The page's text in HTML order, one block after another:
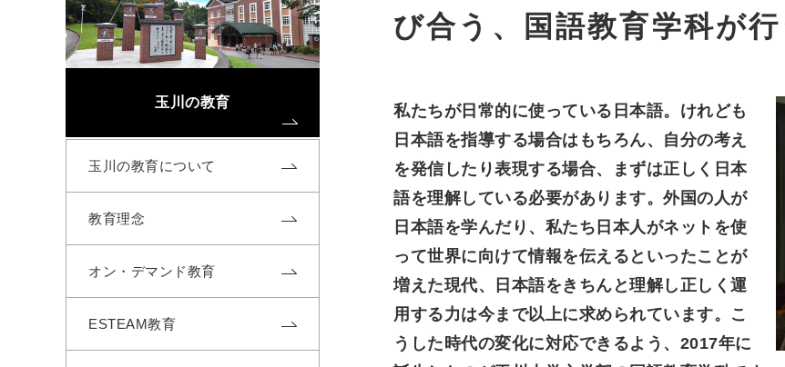
び合う、国語教育学科が
私たちが日常的に使っている日本語。けれども
日本語を指導する場合はもちろん、自分の考え
を発信したり表現する場合、まずは正しく日本
語を理解している必要があります。外国の人が
日本語を学んだり、私たち日本人がネットを使
って世界に向けて情報を伝えるといったことが
増えた現代、日本語をきちんと理解し正しく運
用する力は今まで以上に求められています。こ
うした時代の変化に対応できるよう、2017年に
玉川の教育
玉川の教育について
教育理念
オン・デマンド教育
ESTEAM教育